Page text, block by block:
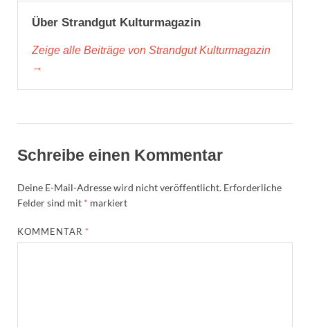
Über Strandgut Kulturmagazin
Zeige alle Beiträge von Strandgut Kulturmagazin
→
Schreibe einen Kommentar
Deine E-Mail-Adresse wird nicht veröffentlicht. Erforderliche
Felder sind mit * markiert
KOMMENTAR *